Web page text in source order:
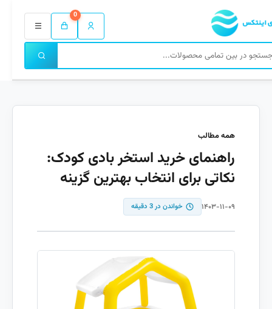
0
همه مطالب
راهنمای خرید استخر بادی کودک:
نکاتی برای انتخاب بهترین گزینه
۱۴۰۳-۱۱-۰۹ خواندن در 3 دقیقه